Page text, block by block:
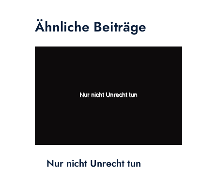
Ähnliche Beiträge
Nur nicht Unrecht tun